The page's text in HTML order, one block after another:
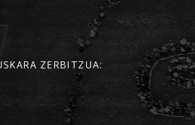
ZERBITZUA: